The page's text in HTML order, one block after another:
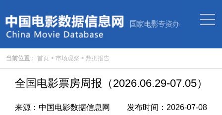
当前位置 ： 首页 > 市场观察 > 数据报告
全国电影票房周报（2026.06.29-07.05）
来源： 中国电影数据信息网 发布时间： 2026-07-08